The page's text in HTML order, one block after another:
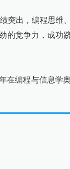
突出，编程思维
的竞争力，成功
在编程与信息学